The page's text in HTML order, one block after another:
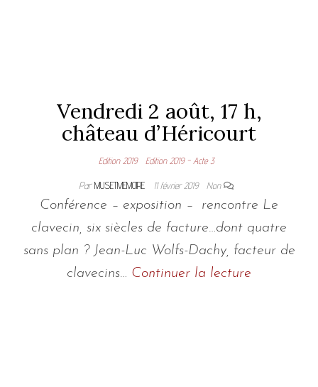
Vendredi 2 août, 17 h,
château d’Héricourt
Edition 2019 Edition 2019 - Acte 3
ParMUSETMEMOIRE 11 février 2019 Non
Conférence – exposition – rencontre Le
clavecin, six siècles de facture…dont quatre
sans plan ? Jean-Luc Wolfs-Dachy, facteur de
clavecins… Continuer la lecture